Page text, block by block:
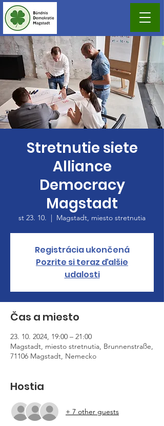
Stretnutie siete
Alliance
Democracy
Magstadt
st 23. 10.
  |
Magstadt, miesto stretnutia
Registrácia ukončená
Pozrite si teraz ďalšie
udalosti
Čas a miesto
23. 10. 2024, 19:00 – 21:00
Magstadt, miesto stretnutia, Brunnenstraße,
71106 Magstadt, Nemecko
Hostia
+ 7 other guests